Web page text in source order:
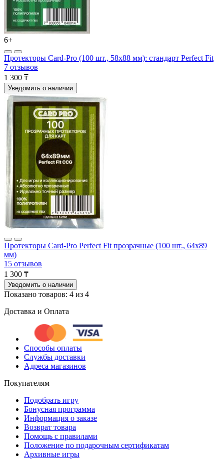
6+
Протекторы Card-Pro (100 шт., 58х88 мм): стандарт Perfect Fit
7 отзывов
1 300 ₸
Уведомить о наличии
Протекторы Card-Pro Perfect Fit прозрачные (100 шт., 64x89
мм)
15 отзывов
1 300 ₸
Уведомить о наличии
Показано товаров: 4 из 4
Доставка и Оплата
Способы оплаты
Службы доставки
Адреса магазинов
Покупателям
Подобрать игру
Бонусная программа
Информация о заказе
Возврат товара
Помощь с правилами
Положение по подарочным сертификатам
Архивные игры